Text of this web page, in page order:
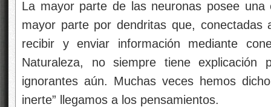
La mayor parte de las neuronas posee
mayor parte por dendritas que,
recibir y enviar información mediante
Naturaleza, no siempre tiene explicación
ignorantes aún. Muchas veces hemos
inerte” llegamos a los pensamientos.